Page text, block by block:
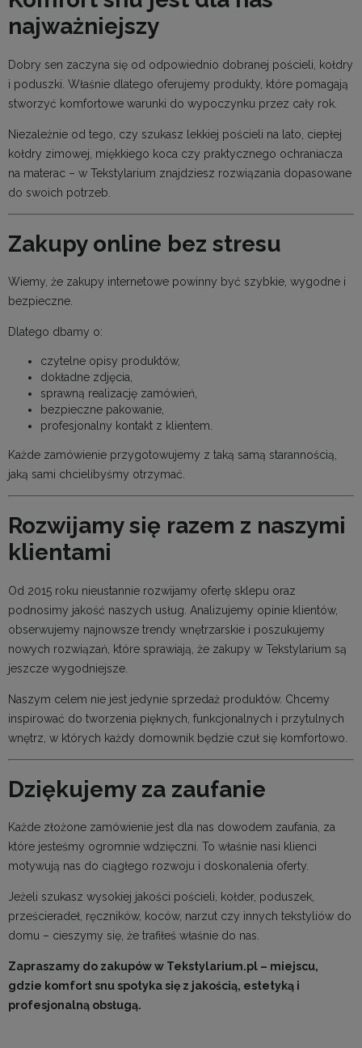
najważniejszy
Dobry sen zaczyna się od odpowiednio dobranej pościeli, kołdry
i poduszki. Właśnie dlatego oferujemy produkty, które pomagają
stworzyć komfortowe warunki do wypoczynku przez cały rok.
Niezależnie od tego, czy szukasz lekkiej pościeli na lato, ciepłej
kołdry zimowej, miękkiego koca czy praktycznego ochraniacza
na materac – w Tekstylarium znajdziesz rozwiązania dopasowane
do swoich potrzeb.
Zakupy online bez stresu
Wiemy, że zakupy internetowe powinny być szybkie, wygodne i
bezpieczne.
Dlatego dbamy o:
czytelne opisy produktów,
dokładne zdjęcia,
sprawną realizację zamówień,
bezpieczne pakowanie,
profesjonalny kontakt z klientem.
Każde zamówienie przygotowujemy z taką samą starannością,
jaką sami chcielibyśmy otrzymać.
Rozwijamy się razem z naszymi
klientami
Od 2015 roku nieustannie rozwijamy ofertę sklepu oraz
podnosimy jakość naszych usług. Analizujemy opinie klientów,
obserwujemy najnowsze trendy wnętrzarskie i poszukujemy
nowych rozwiązań, które sprawiają, że zakupy w Tekstylarium są
jeszcze wygodniejsze.
Naszym celem nie jest jedynie sprzedaż produktów. Chcemy
inspirować do tworzenia pięknych, funkcjonalnych i przytulnych
wnętrz, w których każdy domownik będzie czuł się komfortowo.
Dziękujemy za zaufanie
Każde złożone zamówienie jest dla nas dowodem zaufania, za
które jesteśmy ogromnie wdzięczni. To właśnie nasi klienci
motywują nas do ciągłego rozwoju i doskonalenia oferty.
Jeżeli szukasz wysokiej jakości pościeli, kołder, poduszek,
prześcieradeł, ręczników, koców, narzut czy innych tekstyliów do
domu – cieszymy się, że trafiłeś właśnie do nas.
Zapraszamy do zakupów w Tekstylarium.pl – miejscu,
gdzie komfort snu spotyka się z jakością, estetyką i
profesjonalną obsługą.